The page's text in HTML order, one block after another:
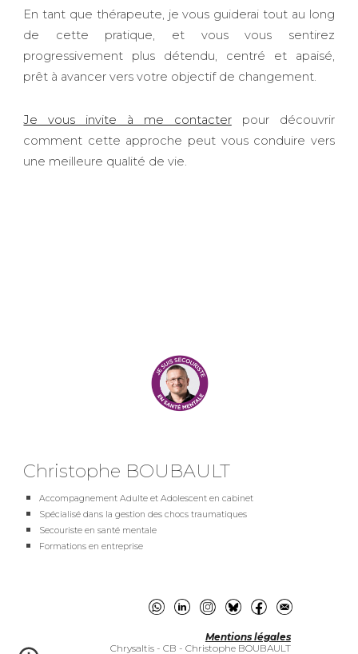
En tant que thérapeute, je vous guiderai tout au long
de cette pratique, et vous vous sentirez
progressivement plus détendu, centré et apaisé,
prêt à avancer vers votre objectif de changement.
Je vous invite à me contacterpour découvrir
comment cette approche peut vous conduire vers
une meilleure qualité de vie.
Christophe BOUBAULT
Accompagnement Adulte et Adolescent en cabinet
Spécialisé dans la gestion des chocs traumatiques
Secouriste en santé mentale
Formations en entreprise
Mentions légales
Chrysaltis - CB - Christophe BOUBAULT